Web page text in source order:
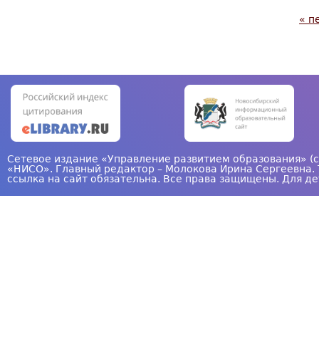
а
н
ы
«
Сетевое издание «Управление развитием
«НИСО». Главный редактор – Молокова Ирина
ссылка на сайт обязательна. Все права защищены. Для